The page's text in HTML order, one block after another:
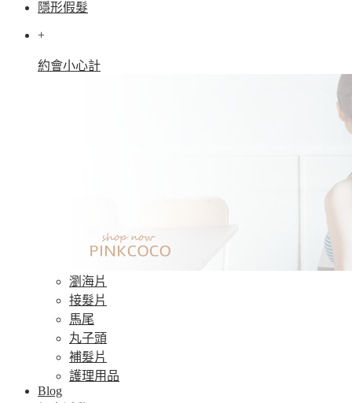
隱形假髮
+
約會小心計
瀏海片
接髮片
馬尾
丸子頭
補髮片
護理用品
Blog